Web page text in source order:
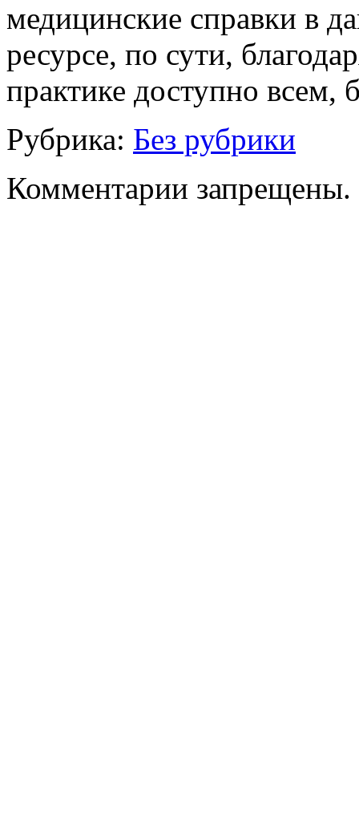
медицинские справки в
ресурсе, по сути,
практике доступно всем,
Рубрика: Без рубрики
Комментарии запрещены.